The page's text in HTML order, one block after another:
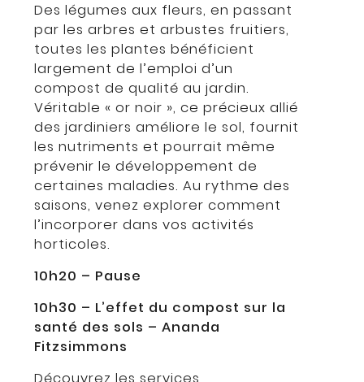
Des légumes aux fleurs, en passant
par les arbres et arbustes fruitiers,
toutes les plantes bénéficient
largement de l’emploi d’un
compost de qualité au jardin.
Véritable « or noir », ce précieux allié
des jardiniers améliore le sol, fournit
les nutriments et pourrait même
prévenir le développement de
certaines maladies. Au rythme des
saisons, venez explorer comment
l’incorporer dans vos activités
horticoles.
10h20 – Pause
10h30 – L’effet du compost sur la
santé des sols – Ananda
Fitzsimmons